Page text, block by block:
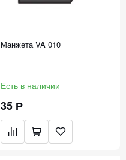
Манжета VA 010
Есть в наличии
35 Р